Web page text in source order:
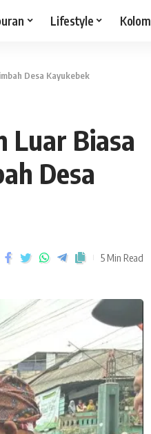
Lifestyle Kolom
Desa Kayukebek
Luar Biasa
Desa
5 Min Read